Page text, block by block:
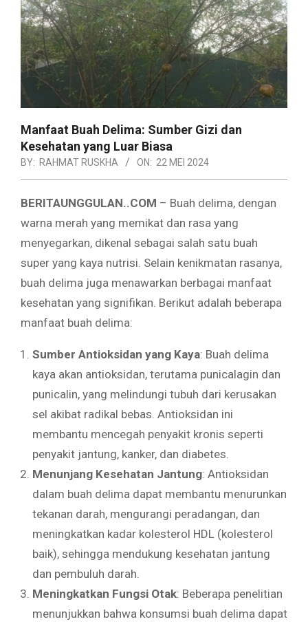
Manfaat Buah Delima: Sumber Gizi dan
Kesehatan yang Luar Biasa
BY: RAHMAT RUSKHA ON: 22 MEI 2024
BERITAUNGGULAN..COM – Buah delima, dengan
warna merah yang memikat dan rasa yang
menyegarkan, dikenal sebagai salah satu buah
super yang kaya nutrisi. Selain kenikmatan rasanya,
buah delima juga menawarkan berbagai manfaat
kesehatan yang signifikan. Berikut adalah beberapa
manfaat buah delima:
Sumber Antioksidan yang Kaya: Buah delima
kaya akan antioksidan, terutama punicalagin dan
punicalin, yang melindungi tubuh dari kerusakan
sel akibat radikal bebas. Antioksidan ini
membantu mencegah penyakit kronis seperti
penyakit jantung, kanker, dan diabetes.
Menunjang Kesehatan Jantung: Antioksidan
dalam buah delima dapat membantu menurunkan
tekanan darah, mengurangi peradangan, dan
meningkatkan kadar kolesterol HDL (kolesterol
baik), sehingga mendukung kesehatan jantung
dan pembuluh darah.
Meningkatkan Fungsi Otak: Beberapa penelitian
menunjukkan bahwa konsumsi buah delima dapat